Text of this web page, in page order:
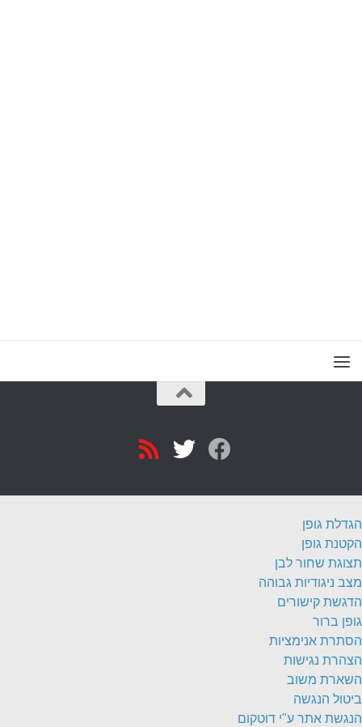
הגדלת גופן
הקטנת גופן
תצוגת שחור לבן
מצב ניגודיות גבוהה
הדגשת קישורים
גופן ברור
הסתרת אנימציות
הצהרת נגישות
השארת משוב
ביטול הנגשה
הנגשת אתר ע"י דוטקום